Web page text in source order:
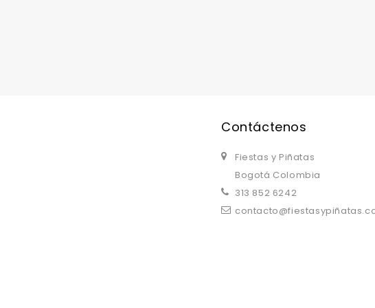
Contáctenos
Fiestas y Piñatas
Bogotá Colombia
313 852 6242